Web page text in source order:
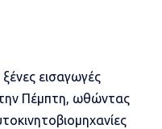
εισαγωγές
Πέμπτη, ωθώντας